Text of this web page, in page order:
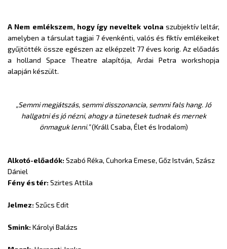
A Nem emlékszem, hogy így neveltek volna szubjektív leltár,
amelyben a társulat tagjai 7 évenkénti, valós és fiktív emlékeiket
gyűjtötték össze egészen az elképzelt 77 éves korig. Az előadás
a holland Space Theatre alapítója, Ardai Petra workshopja
alapján készült.
„Semmi megjátszás, semmi disszonancia, semmi fals hang. Jó
hallgatni és jó nézni, ahogy a tünetesek tudnak és mernek
önmaguk lenni.”(Králl Csaba, Élet és Irodalom)
Alkotó-előadók:Szabó Réka, Cuhorka Emese, Gőz István, Szász
Dániel
Fény és tér:Szirtes Attila
Jelmez:Szűcs Edit
Smink:Károlyi Balázs